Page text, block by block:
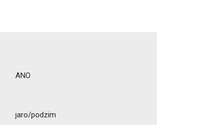
ANO
jaro/podzim